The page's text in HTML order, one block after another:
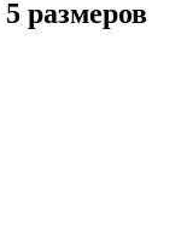
5 размеров